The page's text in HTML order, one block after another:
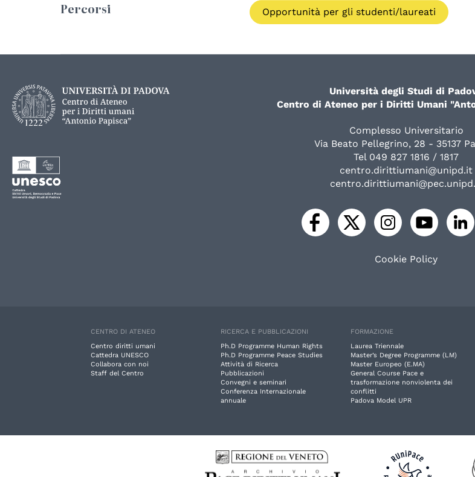
Percorsi Opportunità per gli studenti/laureati
Università degli Studi di
Centro di Ateneo per i Diritti Umani
Complesso Universitario
Via Beato Pellegrino, 28 - 35137
Tel 049 827 1816 / 1817
centro.dirittiumani@unipd.it
Cookie Policy
CENTRO DI ATENEO
Centro diritti umani
Cattedra UNESCO
Collabora con noi
Staff del Centro
RICERCA E PUBBLICAZIONI
Ph.D Programme Human Rights
Ph.D Programme Peace Studies
Attività di Ricerca
Pubblicazioni
Convegni e seminari
Conferenza Internazionale
annuale
FORMAZIONE
Laurea Triennale
Master’s Degree Programme (LM)
Master Europeo (E.MA)
General Course Pace e
trasformazione nonviolenta dei
conflitti
Padova Model UPR